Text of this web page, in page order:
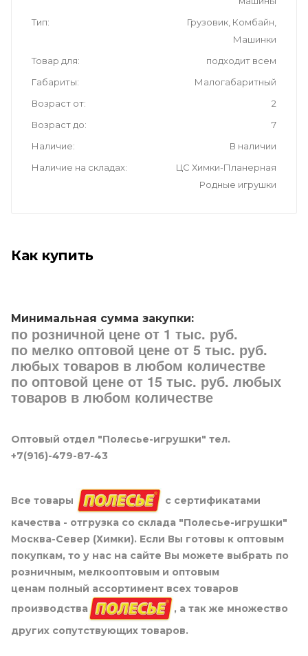
Тип
Грузовик, Комбайн,
Машинки
Товар для
подходит всем
Габариты
Малогабаритный
Возраст от
2
Возраст до
7
Наличие
В наличии
Наличие на складах
ЦС Химки-Планерная
Родные игрушки
Как купить
Минимальная сумма закупки:
по розничной цене от 1 тыс. руб.
по мелко оптовой цене от 5 тыс. руб.
любых товаров в любом количестве
по оптовой цене от 15 тыс. руб. любых
товаров в любом количестве
Оптовый отдел "Полесье-игрушки" тел.
+7(916)-479-87-43
Все товары
с сертификатами
качества - отгрузка со склада "Полесье-игрушки"
Москва-Север (Химки). Если Вы готовы к оптовым
покупкам, то у нас на сайте Вы можете выбрать по
розничным, мелкооптовым и оптовым
ценам полный ассортимент всех товаров
производства
, а так же множество
других сопутствующих товаров.